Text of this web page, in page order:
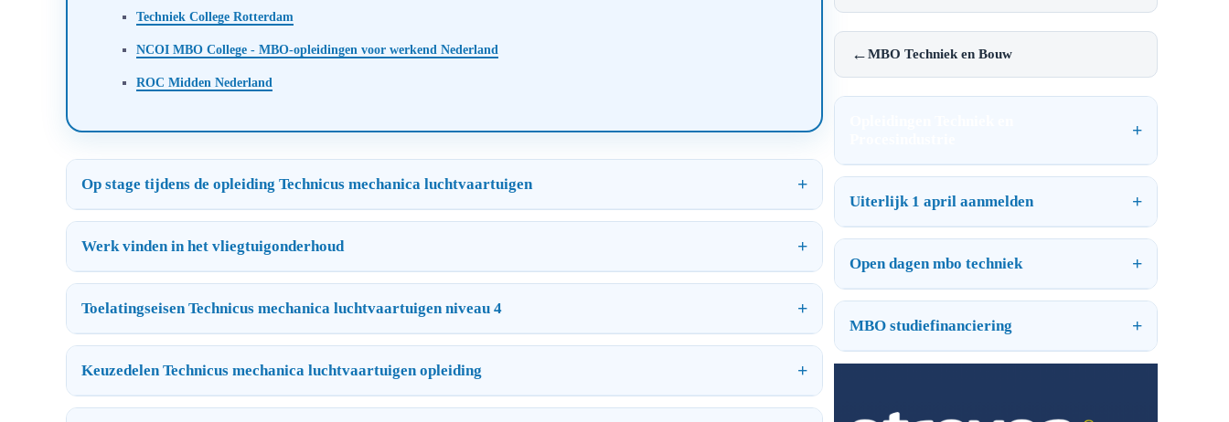
Techniek College Rotterdam
NCOI MBO College - MBO-opleidingen voor werkend Nederland
ROC Midden Nederland
Op stage tijdens de opleiding Technicus mechanica luchtvaartuigen
Werk vinden in het vliegtuigonderhoud
Toelatingseisen Technicus mechanica luchtvaartuigen niveau 4
Keuzedelen Technicus mechanica luchtvaartuigen opleiding
←MBO Techniek en Bouw
Uiterlijk 1 april aanmelden
Open dagen mbo techniek
MBO studiefinanciering